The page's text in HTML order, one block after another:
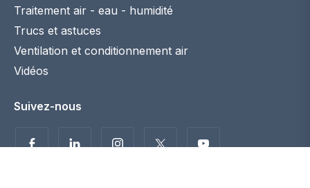
Traitement air - eau - humidité
Trucs et astuces
Ventilation et conditionnement air
Vidéos
Suivez-nous